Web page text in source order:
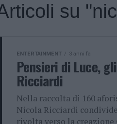
su
ENTERTAINMENT 3 anni fa
Pensieri di Luce,
Ricciardi
Nella raccolta di 160
Nicola Ricciardi
rivolta verso la